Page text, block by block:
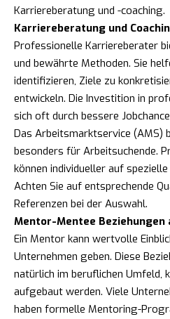
Karriereberatung und -coaching.
Karriereberatung und
Professionelle Karriereberater
und bewährte Methoden. Sie
identifizieren, Ziele zu
entwickeln. Die Investition in
sich oft durch bessere
Das Arbeitsmarktservice (AMS)
besonders für Arbeitsuchende.
können individueller auf
Achten Sie auf entsprechende
Referenzen bei der Auswahl.
Mentor-Mentee Beziehungen
Ein Mentor kann wertvolle
Unternehmen geben. Diese
natürlich im beruflichen Umfeld,
aufgebaut werden. Viele
haben formelle Mentoring-